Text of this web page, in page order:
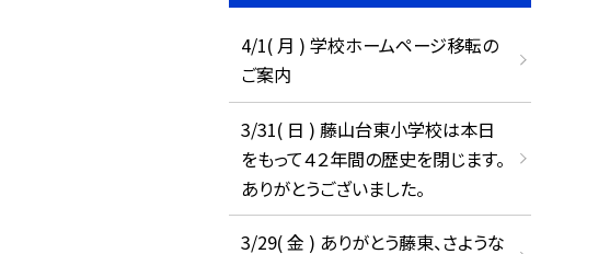
4/1( 月 ) 学校ホームページ移転の
ご案内
3/31( 日 ) 藤山台東小学校は本日
をもって４２年間の歴史を閉じます。
ありがとうございました。
3/29( 金 ) ありがとう藤東、さような